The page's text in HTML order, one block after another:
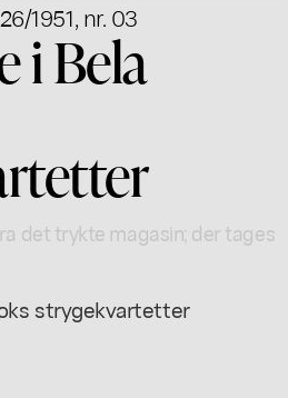
1951, nr. 03
i Bela
det trykte magasin; der tages
strygekvartetter